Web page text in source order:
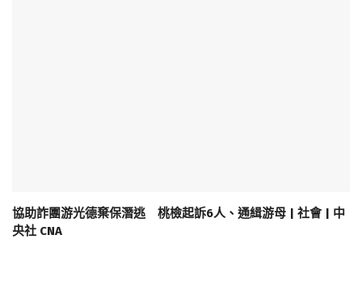
協助詐團游光德棄保潛逃 桃檢起訴6人、通緝游母 | 社會 | 中
央社 CNA